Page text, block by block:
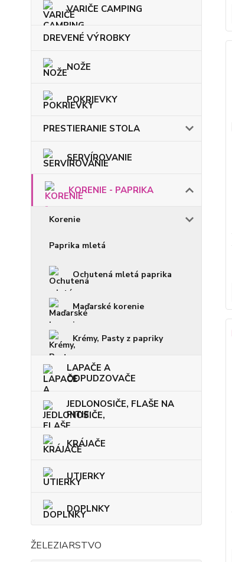
VARIČE CAMPING
DREVENÉ VÝROBKY
NOŽE
POKRIEVKY
PRESTIERANIE STOLA
SERVÍROVANIE
KORENIE - PAPRIKA
Korenie
Paprika mletá
Ochutená mletá paprika
Maďarské korenie
Krémy, Pasty z papriky
LAPAČE A
ODPUDZOVAČE
JEDLONOSIČE, FLAŠE NA
PITIE
KRÁJAČE
UTIERKY
DOPLNKY
ŽELEZIARSTVO